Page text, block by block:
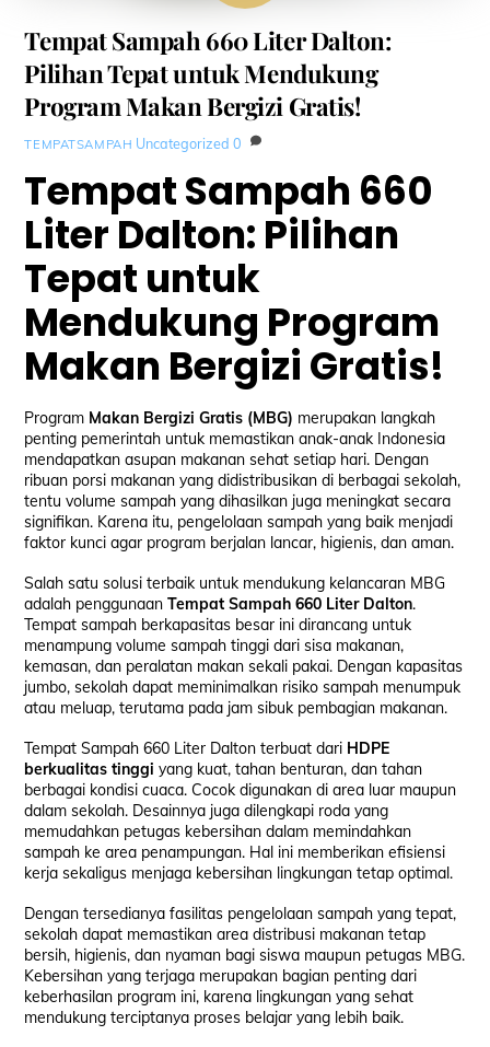
Tempat Sampah 660 Liter Dalton:
Pilihan Tepat untuk Mendukung
Program Makan Bergizi Gratis!
TEMPATSAMPAH Uncategorized 0
Tempat Sampah 660
Liter Dalton: Pilihan
Tepat untuk
Mendukung Program
Makan Bergizi Gratis!
Program Makan Bergizi Gratis (MBG) merupakan langkah
penting pemerintah untuk memastikan anak-anak Indonesia
mendapatkan asupan makanan sehat setiap hari. Dengan
ribuan porsi makanan yang didistribusikan di berbagai sekolah,
tentu volume sampah yang dihasilkan juga meningkat secara
signifikan. Karena itu, pengelolaan sampah yang baik menjadi
faktor kunci agar program berjalan lancar, higienis, dan aman.
Salah satu solusi terbaik untuk mendukung kelancaran MBG
adalah penggunaanTempat Sampah 660 Liter Dalton.
Tempat sampah berkapasitas besar ini dirancang untuk
menampung volume sampah tinggi dari sisa makanan,
kemasan, dan peralatan makan sekali pakai. Dengan kapasitas
jumbo, sekolah dapat meminimalkan risiko sampah menumpuk
atau meluap, terutama pada jam sibuk pembagian makanan.
Tempat Sampah 660 Liter Dalton terbuat dari HDPE
berkualitas tinggi yang kuat, tahan benturan, dan tahan
berbagai kondisi cuaca. Cocok digunakan di area luar maupun
dalam sekolah. Desainnya juga dilengkapi roda yang
memudahkan petugas kebersihan dalam memindahkan
sampah ke area penampungan. Hal ini memberikan efisiensi
kerja sekaligus menjaga kebersihan lingkungan tetap optimal.
Dengan tersedianya fasilitas pengelolaan sampah yang tepat,
sekolah dapat memastikan area distribusi makanan tetap
bersih, higienis, dan nyaman bagi siswa maupun petugas MBG.
Kebersihan yang terjaga merupakan bagian penting dari
keberhasilan program ini, karena lingkungan yang sehat
mendukung terciptanya proses belajar yang lebih baik.